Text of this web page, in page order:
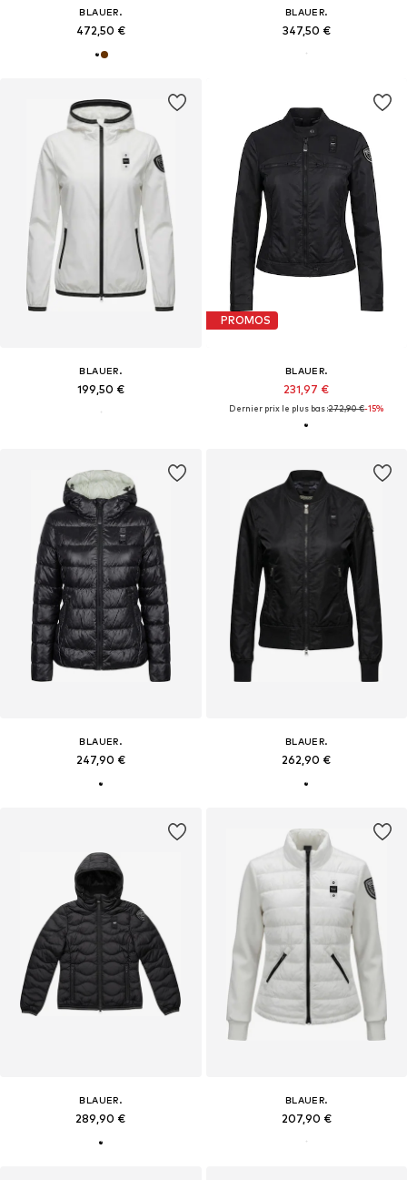
BLAUER.
472,50 €
BLAUER.
347,50 €
BLAUER.
199,50 €
PROMOS
BLAUER.
231,97 €
Dernier prix le plus bas :272,90 €-15%
BLAUER.
247,90 €
BLAUER.
262,90 €
BLAUER.
289,90 €
BLAUER.
207,90 €